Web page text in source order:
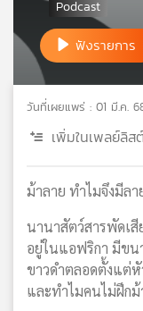
ไทย
บี
เอส
วิทยุ
ข่าย
ฟังรายการ
วันที่เผยแพร่ : 01 มี.ค.
เพิ่มในเพลย์ลิส
ม้าลาย ทำไมจึงมีลา
นานาสัตว์สารพัดเสี
อยู่ในแอฟริกา มีขน
ขาวดำตลอดตั้งแต่หั
และทำไมคนไม่ฝึก